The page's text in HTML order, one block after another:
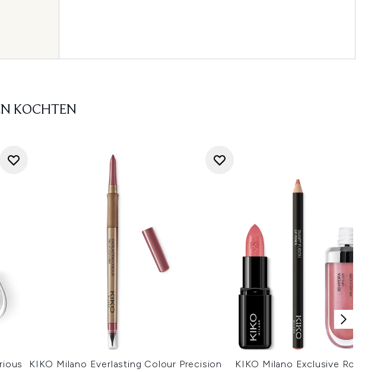
KOCHTEN
KIKO Milano Everlasting Colour Precision
KIKO Milano Exclusive Rosey